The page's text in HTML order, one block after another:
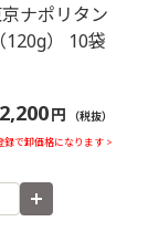
ナポリタン
ソース 冷凍 （120g） 10袋
2,200円 （税抜）
録で卸価格になります >